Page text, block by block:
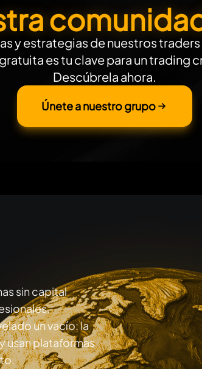
y estrategias de nuestros
es tu clave para un trading
Descúbrela ahora.
Únete a nuestro grupo
sin capital
un vacío: la
usan plataformas